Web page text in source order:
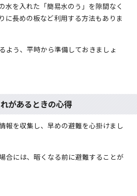
水を入れた「簡易水のう」を隙間なく
に長めの板など利用する方法もありま
よう、平時から準備しておきましょ
があるときの心得
報を収集し、早めの避難を心掛けまし
合には、暗くなる前に避難することが